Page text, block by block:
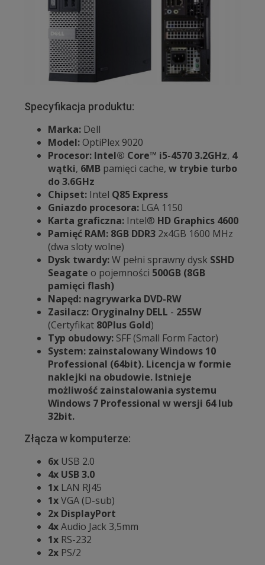
Specyfikacja produktu:
Marka: Dell
Model: OptiPlex 9020
Procesor: Intel® Core™ i5-45703.2GHz, 4
wątki, 6MB pamięci cache, w trybie turbo
do 3.6GHz
Chipset: Intel Q85 Express
Gniazdo procesora: LGA 1150
Karta graficzna: Intel® HD Graphics 4600
Pamięć RAM: 8GB DDR3 2x4GB 1600 MHz
(dwa sloty wolne)
Dysk twardy:W pełni sprawny dysk SSHD
Seagate o pojemności 500GB (8GB
pamięci flash)
Napęd: nagrywarka DVD-RW
Zasilacz: Oryginalny DELL - 255W
(Certyfikat 80Plus Gold)
Typ obudowy: SFF (Small Form Factor)
System: zainstalowany Windows 10
Professional (64bit). Licencja w formie
naklejki na obudowie. Istnieje
możliwość zainstalowania systemu
Windows 7 Professional w wersji 64 lub
32bit.
Złącza w komputerze:
6x USB 2.0
4x USB 3.0
1x LAN RJ45
1xVGA (D-sub)
2x DisplayPort
4xAudio Jack 3,5mm
1x RS-232
2x PS/2